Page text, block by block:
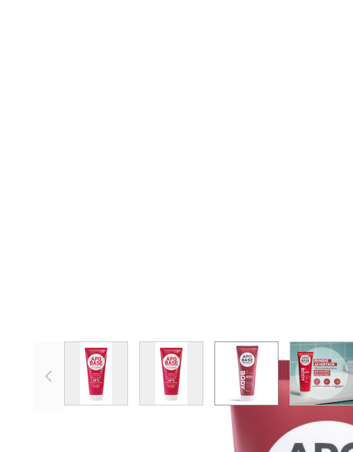
View larger imageView larger imageView larger image
View